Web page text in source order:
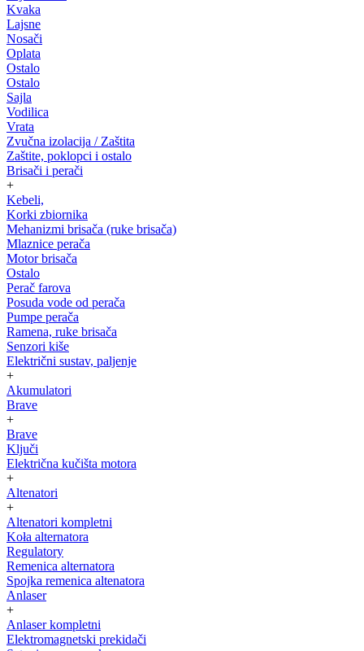
Kvaka
Lajsne
Nosači
Oplata
Ostalo
Ostalo
Sajla
Vodilica
Vrata
Zvučna izolacija / Zaštita
Zaštite, poklopci i ostalo
Brisači i perači
+
Kebeli,
Korki zbiornika
Mehanizmi brisača (ruke brisača)
Mlaznice perača
Motor brisača
Ostalo
Perač farova
Posuda vode od perača
Pumpe perača
Ramena, ruke brisača
Senzori kiše
Električni sustav, paljenje
+
Akumulatori
Brave
+
Brave
Ključi
Električna kučišta motora
+
Altenatori
+
Altenatori kompletni
Koła alternatora
Regulatory
Remenica alternatora
Spojka remenica altenatora
Anlaser
+
Anlaser kompletni
Elektromagnetski prekidači